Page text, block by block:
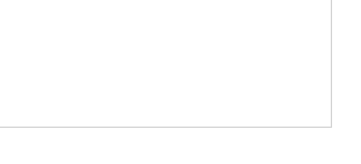
Hartweizen